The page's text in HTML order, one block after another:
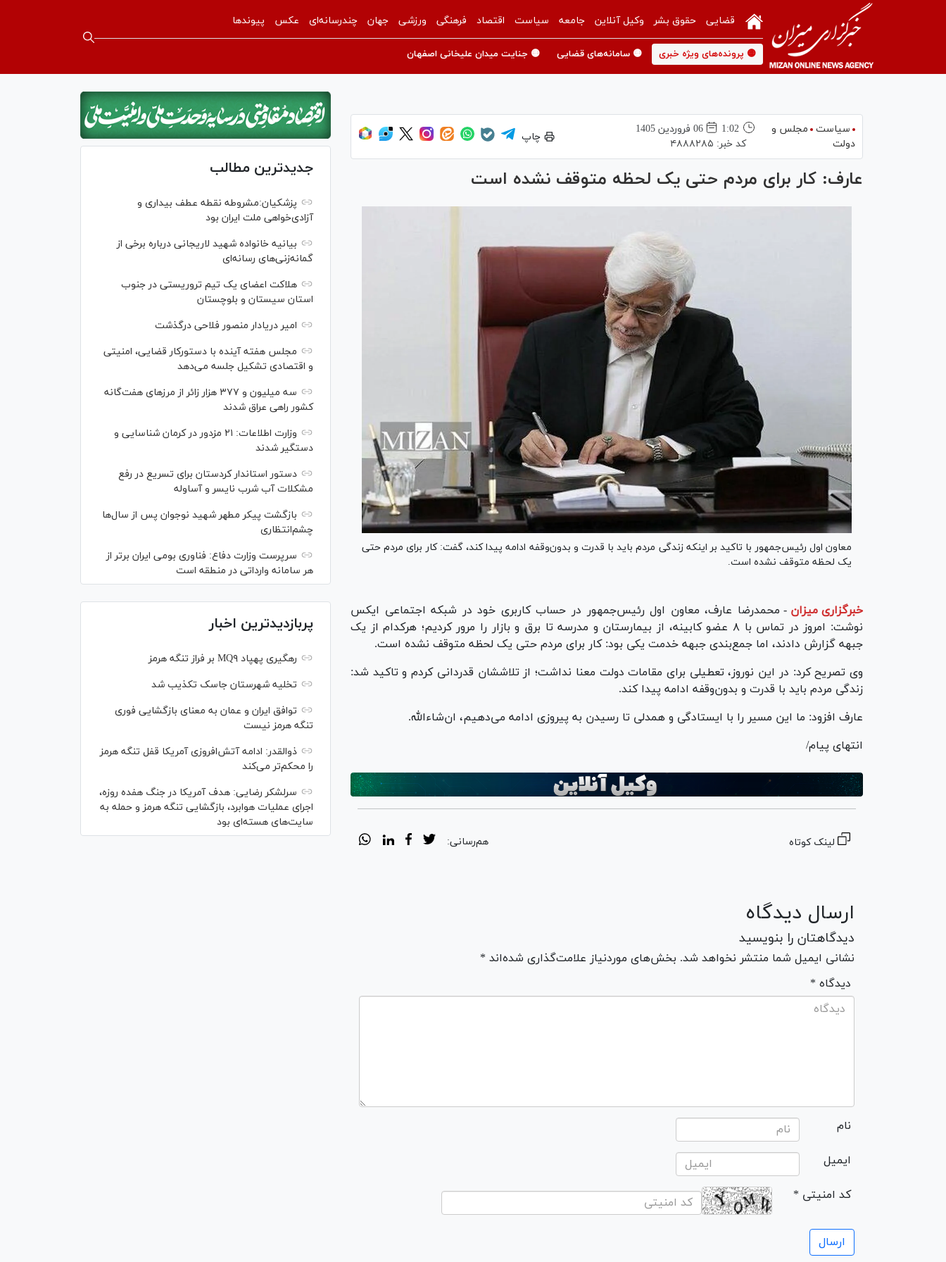
قضایی حقوق بشر وکیل آنلاین جامعه سیاست اقتصاد فرهنگی ورزشی جهان چندرسانه‌ای عکس پیوندها
🟡 پرونده‌های ویژه خبری 🟡 سامانه‌های قضایی 🟡 جنایت میدان علیخانی اصفهان
سیاست
مجلس و
دولت
1:02
06 فروردين 1405
کد خبر: ۴۸۸۸۲۸۵
چاپ
عارف: کار برای مردم حتی یک لحظه متوقف نشده است
معاون اول رئیس‌جمهور با تاکید بر اینکه زندگی مردم باید با قدرت و بدون‌وقفه ادامه پیدا کند، گفت: کار برای مردم حتی
یک لحظه متوقف نشده است.
خبرگزاری میزان - محمدرضا عارف، معاون اول رئیس‌جمهور در حساب کاربری خود در شبکه اجتماعی ایکس
نوشت: امروز در تماس با ۸ عضو کابینه، از بیمارستان و مدرسه تا برق و بازار را مرور کردیم؛ هرکدام از یک
جبهه گزارش دادند، اما جمع‌بندی جبهه خدمت یکی بود: کار برای مردم حتی یک لحظه متوقف نشده است.
وی تصریح کرد: در این نوروز، تعطیلی برای مقامات دولت معنا نداشت؛ از تلاششان قدردانی کردم و تاکید شد:
زندگی مردم باید با قدرت و بدون‌وقفه ادامه پیدا کند.
عارف افزود: ما این مسیر را با ایستادگی و همدلی تا رسیدن به پیروزی ادامه می‌دهیم، ان‌شاءالله.
انتهای پیام/
لینک کوتاه هم‌رسانی:
ارسال دیدگاه
دیدگاهتان را بنویسید
نشانی ایمیل شما منتشر نخواهد شد. بخش‌های موردنیاز علامت‌گذاری شده‌اند *
* دیدگاه
نام
ایمیل
* کد امنیتی
جدیدترین مطالب
پزشکیان:مشروطه نقطه عطف بیداری و
آزادی‌خواهی ملت ایران بود
بیانیه خانواده شهید لاریجانی درباره برخی از
گمانه‌زنی‌های رسانه‌ای
هلاکت اعضای یک تیم تروریستی در جنوب
استان سیستان و بلوچستان
امیر دریادار منصور فلاحی درگذشت
مجلس هفته آینده با دستورکار قضایی، امنیتی
و اقتصادی تشکیل جلسه می‌دهد
سه میلیون و ۳۷۷ هزار زائر از مرز‌های هفت‌گانه
کشور راهی عراق شدند
وزارت اطلاعات: ۲۱ مزدور در کرمان شناسایی و
دستگیر شدند
دستور استاندار کردستان برای تسریع در رفع
مشکلات آب شرب نایسر و آساوله
بازگشت پیکر مطهر شهید نوجوان پس از سال‌ها
چشم‌انتظاری
سرپرست وزارت دفاع: فناوری بومی ایران برتر از
هر سامانه وارداتی در منطقه است
پربازدیدترین اخبار
رهگیری پهپاد MQ۹ بر فراز تنگه هرمز
تخلیه شهرستان جاسک تکذیب شد
توافق ایران و عمان به معنای بازگشایی فوری
تنگه هرمز نیست
ذوالقدر: ادامه آتش‌افروزی آمریکا قفل تنگه هرمز
را محکم‌تر می‌کند
سرلشکر رضایی: هدف آمریکا در جنگ هفده روزه،
اجرای عملیات هوابرد، بازگشایی تنگه هرمز و حمله به
سایت‌های هسته‌ای بود